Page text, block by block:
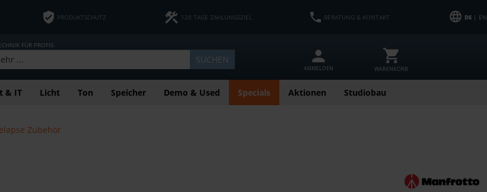
PRODUKTSCHUTZ 120 TAGE ZAHLUNGSZIEL BERATUNG & KONTAKT DE| EN
FÜR PROFIS
SUCHEN
ANMELDEN WARENKORB
& IT Licht Ton Speicher Demo & Used Specials Aktionen Studiobau
Zubehör